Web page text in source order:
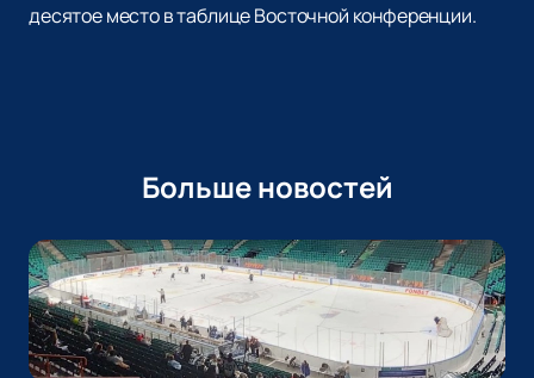
десятое место в таблице Восточной конференции.
Больше новостей